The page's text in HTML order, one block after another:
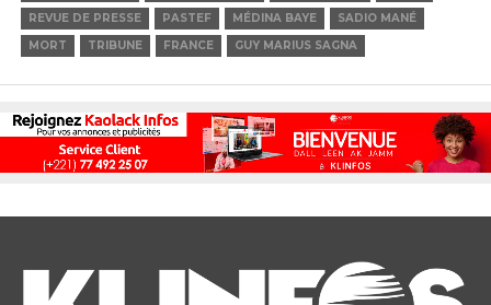
REVUE DE PRESSE
PASTEF MÉDINA BAYE
SADIO MANÉ
MORT
TRIBUNE FRANCE GUY MARIUS SAGNA